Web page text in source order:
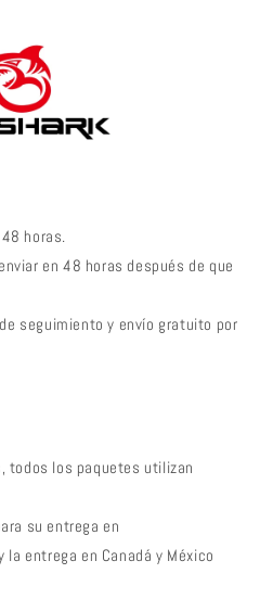
horas.
en 48 horas después de que
seguimiento y envío gratuito por
todos los paquetes utilizan
su entrega en
entrega en Canadá y México